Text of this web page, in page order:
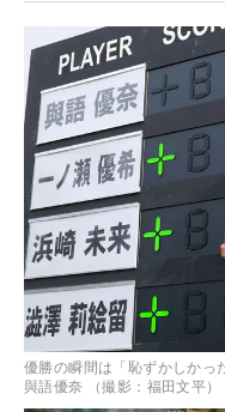
優勝の瞬間は「恥ずかしかっ
與語優奈 （撮影：福田文平）